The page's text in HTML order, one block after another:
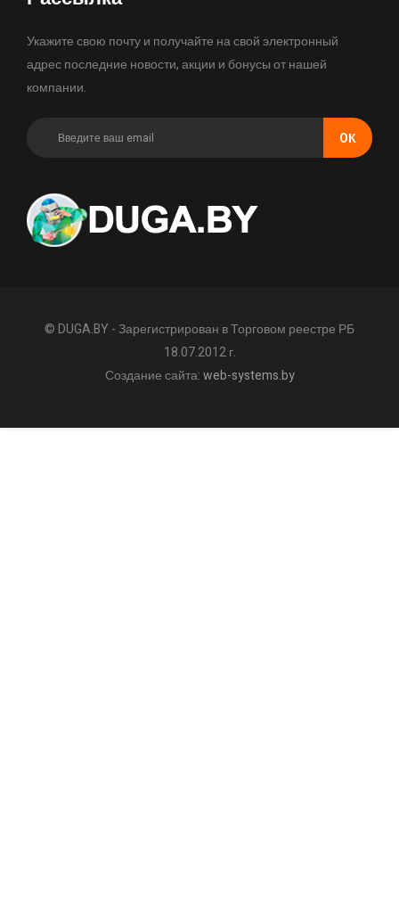
Укажите свою почту и получайте на свой электронный
адрес последние новости, акции и бонусы от нашей
компании.
OК
© DUGA.BY - Зарегистрирован в Торговом реестре РБ
18.07.2012 г.
Создание сайта:web-systems.by